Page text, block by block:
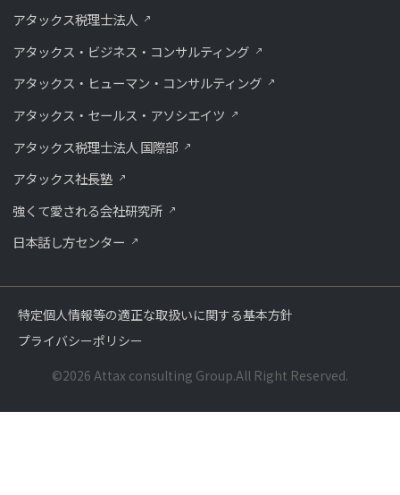
アタックス税理士法人
アタックス・ビジネス・コンサルティング
アタックス・ヒューマン・コンサルティング
アタックス・セールス・アソシエイツ
アタックス税理士法人 国際部
アタックス社長塾
強くて愛される会社研究所
⽇本話し⽅センター
©2026 Attax consulting Group.All Right Reserved.
特定個人情報等の適正な取扱いに関する基本方針
プライバシーポリシー